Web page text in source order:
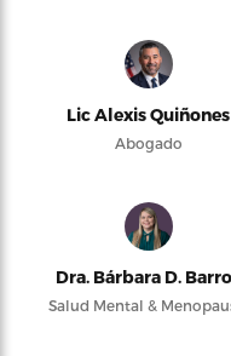
Lic Alexis Quiñones
Abogado
Dra. Bárbara D.
Salud Mental &